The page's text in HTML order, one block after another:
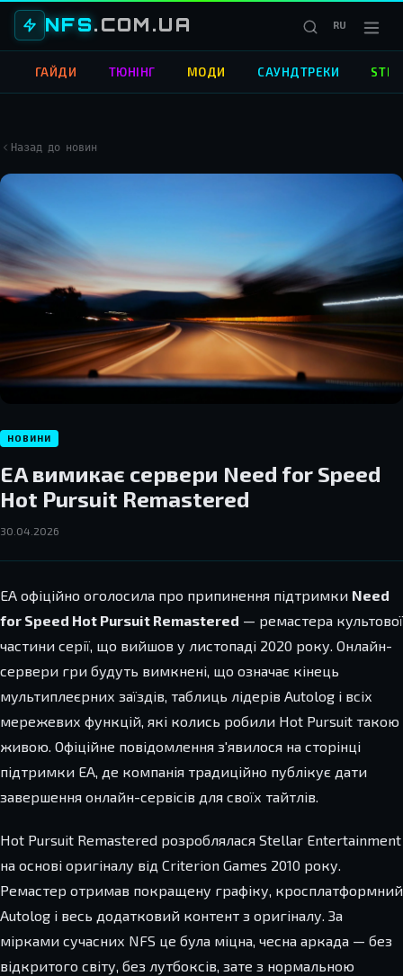
NFS.COM.UA RU
ГАЙДИ ТЮНІНГ МОДИ САУНДТРЕКИ
Назад до новин
НОВИНИ
EA вимикає сервери Need for Speed
Hot Pursuit Remastered
30.04.2026
EA офіційно оголосила про припинення підтримки Need
for Speed Hot Pursuit Remastered — ремастера культової
частини серії, що вийшов у листопаді 2020 року. Онлайн-
сервери гри будуть вимкнені, що означає кінець
мультиплеєрних заїздів, таблиць лідерів Autolog і всіх
мережевих функцій, які колись робили Hot Pursuit такою
живою. Офіційне повідомлення з'явилося на сторінці
підтримки EA, де компанія традиційно публікує дати
завершення онлайн-сервісів для своїх тайтлів.
Hot Pursuit Remastered розроблялася Stellar Entertainment
на основі оригіналу від Criterion Games 2010 року.
Ремастер отримав покращену графіку, кросплатформний
Autolog і весь додатковий контент з оригіналу. За
мірками сучасних NFS це була міцна, чесна аркада — без
відкритого світу, без лутбоксів, зате з нормальною